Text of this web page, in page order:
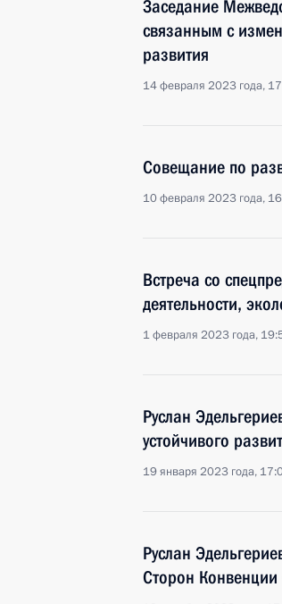
Заседание
связанным с
развития
14 февраля 2023 года,
Совещание по
10 февраля 2023 года,
Встреча со
деятельности,
1 февраля 2023 года,
Руслан
устойчивого
19 января 2023 года,
Руслан
Сторон